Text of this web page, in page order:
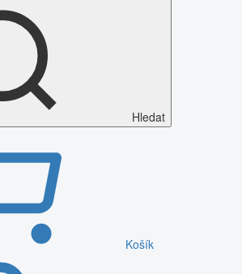
Hledat
Košík